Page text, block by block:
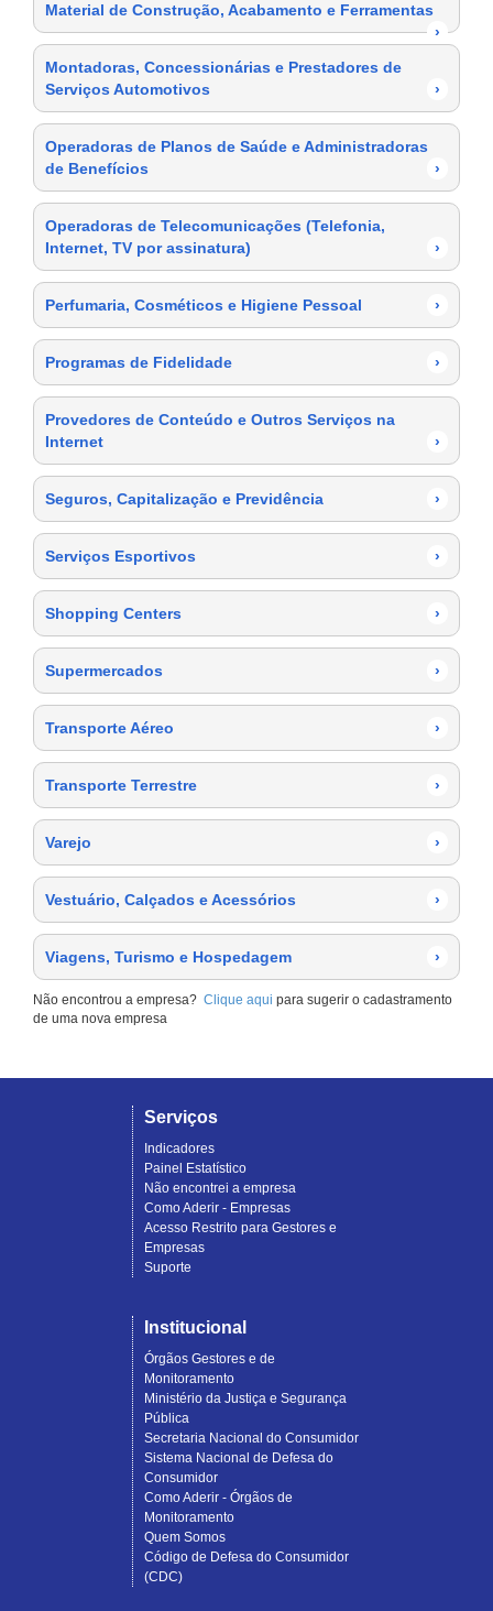
Material de Construção, Acabamento e Ferramentas
›
Montadoras, Concessionárias e Prestadores de
Serviços Automotivos
›
Operadoras de Planos de Saúde e Administradoras
de Benefícios
›
Operadoras de Telecomunicações (Telefonia,
Internet, TV por assinatura)
›
Perfumaria, Cosméticos e Higiene Pessoal ›
Programas de Fidelidade ›
Provedores de Conteúdo e Outros Serviços na
Internet
›
Seguros, Capitalização e Previdência ›
Serviços Esportivos ›
Shopping Centers ›
Supermercados ›
Transporte Aéreo ›
Transporte Terrestre ›
Varejo ›
Vestuário, Calçados e Acessórios ›
Viagens, Turismo e Hospedagem ›
Não encontrou a empresa? Clique aqui para sugerir o cadastramento
de uma nova empresa
Serviços
Indicadores
Painel Estatístico
Não encontrei a empresa
Como Aderir - Empresas
Acesso Restrito para Gestores e
Empresas
Suporte
Institucional
Órgãos Gestores e de
Monitoramento
Ministério da Justiça e Segurança
Pública
Secretaria Nacional do Consumidor
Sistema Nacional de Defesa do
Consumidor
Como Aderir - Órgãos de
Monitoramento
Quem Somos
Código de Defesa do Consumidor
(CDC)